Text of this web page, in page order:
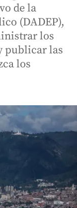
de la
(DADEP),
los
publicar las
los